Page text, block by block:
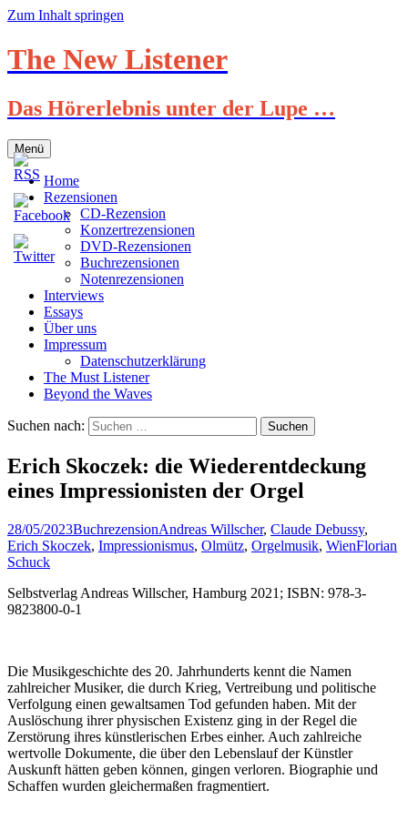
Zum Inhalt springen
The New Listener
Das Hörerlebnis unter der Lupe …
Menü
Home
Rezensionen
CD-Rezension
Konzertrezensionen
DVD-Rezensionen
Buchrezensionen
Notenrezensionen
Interviews
Essays
Über uns
Impressum
Datenschutzerklärung
The Must Listener
Beyond the Waves
Suchen nach:
Erich Skoczek: die Wiederentdeckung
eines Impressionisten der Orgel
28/05/2023BuchrezensionAndreas Willscher, Claude Debussy,
Erich Skoczek, Impressionismus, Olmütz, Orgelmusik, WienFlorian
Schuck
Selbstverlag Andreas Willscher, Hamburg 2021; ISBN: 978-3-
9823800-0-1
Die Musikgeschichte des 20. Jahrhunderts kennt die Namen
zahlreicher Musiker, die durch Krieg, Vertreibung und politische
Verfolgung einen gewaltsamen Tod gefunden haben. Mit der
Auslöschung ihrer physischen Existenz ging in der Regel die
Zerstörung ihres künstlerischen Erbes einher. Auch zahlreiche
wertvolle Dokumente, die über den Lebenslauf der Künstler
Auskunft hätten geben können, gingen verloren. Biographie und
Schaffen wurden gleichermaßen fragmentiert.